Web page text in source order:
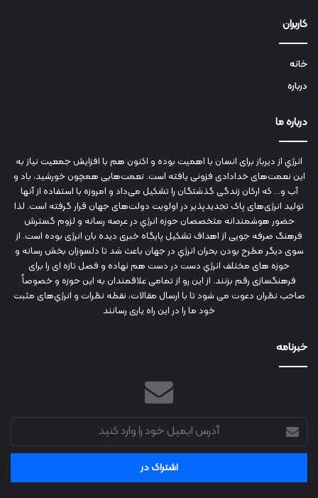
کاربران
خانه
درباره
درباره ما
انرژي‌ از دیرباز برای انسان با اهمیت بوده و اکنون هم با افزایش جمعیت نیاز به
این نعمت‌های خدادادی فزونی یافته است. نعمت‌هایی همچون خورشید، باد و
آب و... که ارکان زندگی گذشتگان را تشکیل می‌داد و امروزه با استفاده از آنها
تولید انرژی‌های پاک تجدیدپذیر در اولویت دولت‌های جهان قرار گرفته است. لذا
حضور هوشمندانه متخصصان حوزه انرژي در عرصه رسانه و لزوم گسترش
فرهنگ صرفه جویی از اهداف تشکیل پایگاه خبری دیده بان انرژی بوده است. از
سوی دیگر مطرح بودن بحران انرژي در جهان باعث شد تا دلسوزان بخش رسانه و
حوزه های مختلف انرژي دست در دست هم نهاده و فصل تازه ای را برای
فرهنگسازی رقم بزنند. از این رو از تمامی علاقمندان به این حوزه و خصوصاً
صاحب نظران دعوت می شود تا با ارسال مقالات، نقطه نظرات و انرژي‌های مثبت
خود ما را در این راه یاری رسانند
خبرنامه
آدرس
ایمیل
خود
وارد